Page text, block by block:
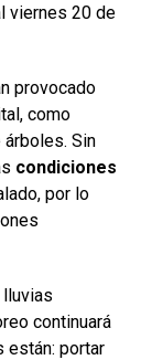
viernes 20 de
provocado
como
árboles. Sin
condiciones
por lo
continuará
están: portar